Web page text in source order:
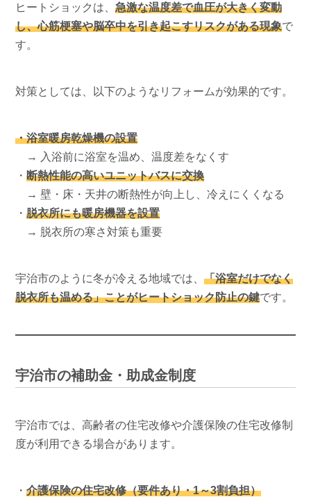
ヒートショックは、急激な温度差で血圧が大きく変動
し、心筋梗塞や脳卒中を引き起こすリスクがある現象で
す。
対策としては、以下のようなリフォームが効果的です。
・浴室暖房乾燥機の設置
→ 入浴前に浴室を温め、温度差をなくす
・断熱性能の高いユニットバスに交換
→ 壁・床・天井の断熱性が向上し、冷えにくくなる
・脱衣所にも暖房機器を設置
→ 脱衣所の寒さ対策も重要
宇治市のように冬が冷える地域では、「浴室だけでなく
脱衣所も温める」ことがヒートショック防止の鍵です。
宇治市の補助金・助成金制度
宇治市では、高齢者の住宅改修や介護保険の住宅改修制
度が利用できる場合があります。
・介護保険の住宅改修（要件あり・1～3割負担）